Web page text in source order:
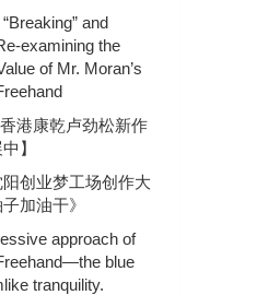
and
examining the
of Mr. Moran’s
港康乾卢劲松新作
】
创业梦工场创作大
加油干》
approach of
blue
tranquility.